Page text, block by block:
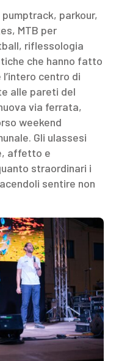
parkour,
MTB per
riflessologia
che hanno fatto
l’intero centro di
alle pareti del
via ferrata,
weekend
Gli ulassesi
affetto e
straordinari i
sentire non